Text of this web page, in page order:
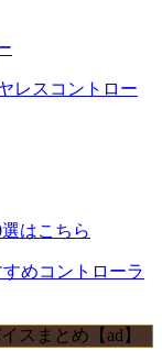
レスコントロー
はこちら
めコントローラ
スまとめ【ad】